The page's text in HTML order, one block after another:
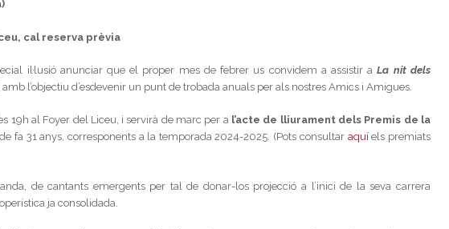
cal reserva prèvia
il·lusió anunciar que el proper mes de febrer us convidem a assistir aLa nit dels
l’objectiu d’esdevenir un punt de trobada anuals per als nostres Amics i Amigues.
19h al Foyer del Liceu, i servirà de marc per a l’acte de lliurament dels Premis de la
fa 31 anys, corresponents a la temporada 2024-2025. (Pots consultar aquíels premiats
de cantants emergents per tal de donar-los projecció a l’inici de la seva carrera
ja consolidada.